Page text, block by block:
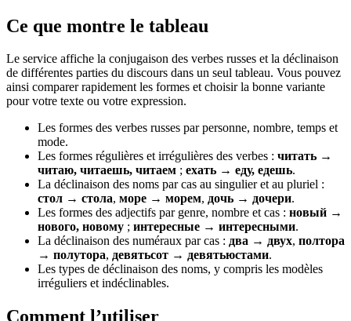
Ce que montre le tableau
Le service affiche la conjugaison des verbes russes et la déclinaison
de différentes parties du discours dans un seul tableau. Vous pouvez
ainsi comparer rapidement les formes et choisir la bonne variante
pour votre texte ou votre expression.
Les formes des verbes russes par personne, nombre, temps et
mode.
Les formes régulières et irrégulières des verbes : читать →
читаю, читаешь, читаем ; ехать → еду, едешь.
La déclinaison des noms par cas au singulier et au pluriel :
стол → стола, море → морем, дочь → дочери.
Les formes des adjectifs par genre, nombre et cas : новый →
нового, новому ; интересные → интересными.
La déclinaison des numéraux par cas : два → двух, полтора
→ полутора, девятьсот → девятьюстами.
Les types de déclinaison des noms, y compris les modèles
irréguliers et indéclinables.
Comment l’utiliser